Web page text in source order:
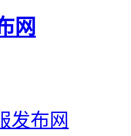
网
发布网